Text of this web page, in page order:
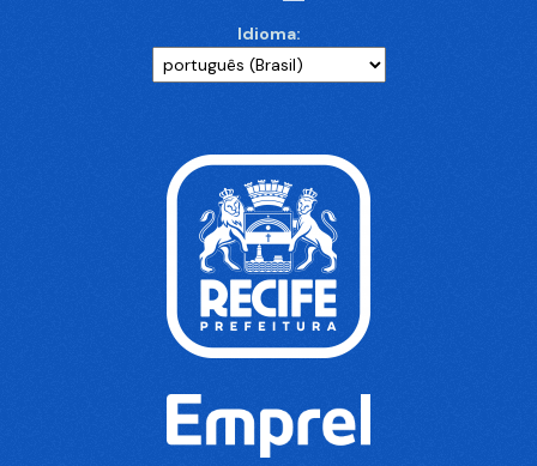
Idioma